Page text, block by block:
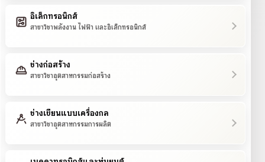
อิเล็กทรอนิกส์
สาขาวิชาพลังงาน ไฟฟ้า และอิเล็กทรอนิกส์
ช่างก่อสร้าง
สาขาวิชาอุตสาหกรรมก่อสร้าง
ช่างเขียนแบบเครื่องกล
สาขาวิชาอุตสาหกรรมการผลิต